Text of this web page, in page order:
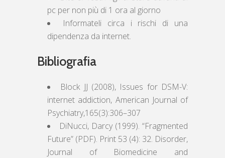
pc per non più di 1 ora al giorno
Informateli circa i rischi di una
dipendenza da internet.
Bibliografia
Block JJ (2008), Issues for DSM-V:
internet addiction, American Journal of
Psychiatry,165(3):306–307
DiNucci, Darcy (1999). “Fragmented
Future” (PDF). Print 53 (4): 32. Disorder,
Journal of Biomedicine and